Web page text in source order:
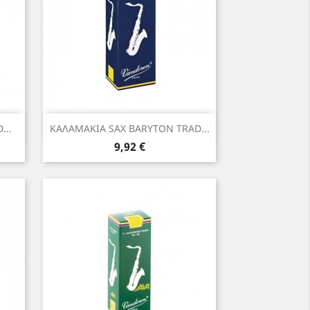
ΚΑΛΑΜΑΚΙΑ SAX BARYTON TRAD...
Τιμή
9,92 €
Γρήγορη προβολή